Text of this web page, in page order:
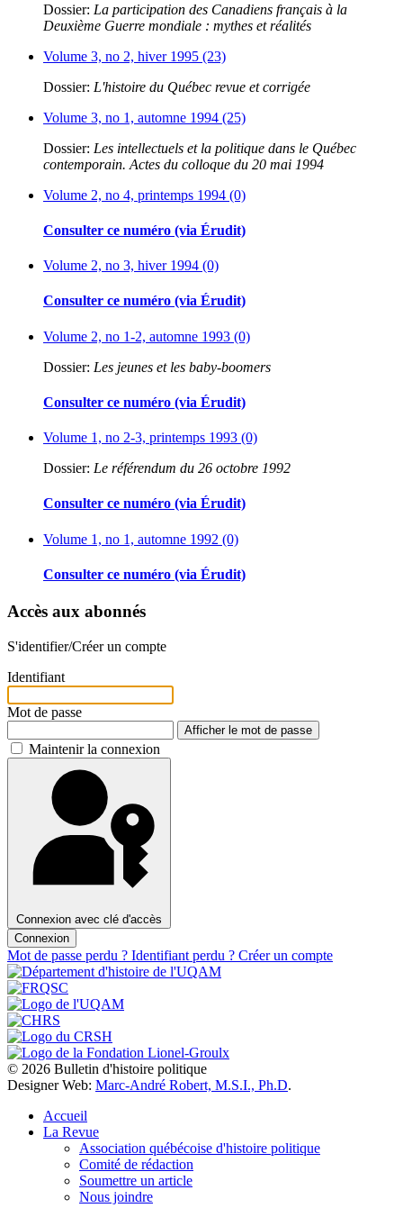
Dossier: La participation des Canadiens français à la
Deuxième Guerre mondiale : mythes et réalités
Volume 3, no 2, hiver 1995 (23)
Dossier: L'histoire du Québec revue et corrigée
Volume 3, no 1, automne 1994 (25)
Dossier: Les intellectuels et la politique dans le Québec
contemporain. Actes du colloque du 20 mai 1994
Volume 2, no 4, printemps 1994 (0)
Consulter ce numéro (via Érudit)
Volume 2, no 3, hiver 1994 (0)
Consulter ce numéro (via Érudit)
Volume 2, no 1-2, automne 1993 (0)
Dossier: Les jeunes et les baby-boomers
Consulter ce numéro (via Érudit)
Volume 1, no 2-3, printemps 1993 (0)
Dossier: Le référendum du 26 octobre 1992
Consulter ce numéro (via Érudit)
Volume 1, no 1, automne 1992 (0)
Consulter ce numéro (via Érudit)
Accès aux abonnés
S'identifier/Créer un compte
Identifiant
Mot de passe
Afficher le mot de passe
Maintenir la connexion
Connexion avec clé d'accès
Connexion
Mot de passe perdu ? Identifiant perdu ? Créer un compte
© 2026 Bulletin d'histoire politique
Designer Web: Marc-André Robert, M.S.I., Ph.D.
Accueil
La Revue
Association québécoise d'histoire politique
Comité de rédaction
Soumettre un article
Nous joindre